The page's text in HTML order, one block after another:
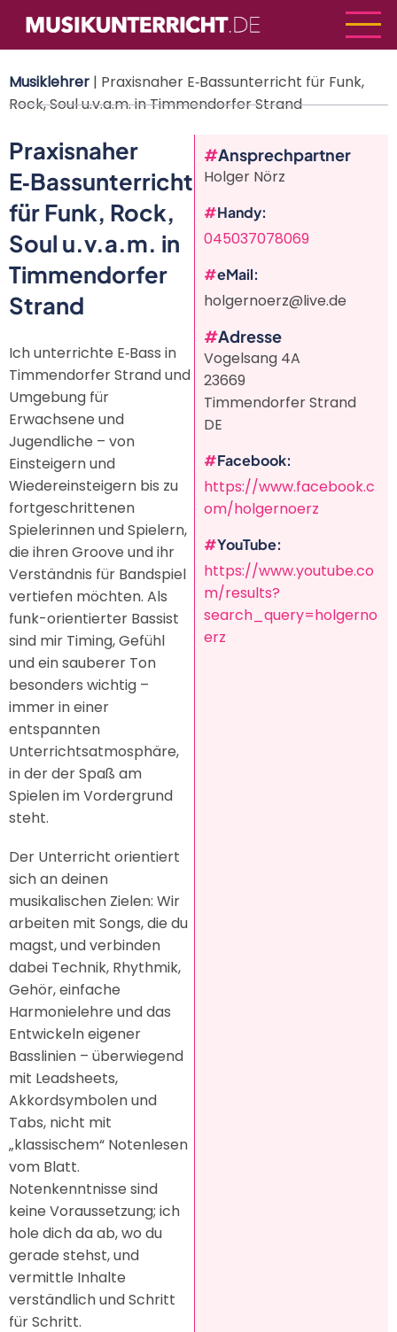
zum
Inhalt
Musiklehrer | Praxisnaher E‑Bassunterricht für Funk,
Rock, Soul u.v.a.m. in Timmendorfer Strand
Praxisnaher
E‑Bassunterricht
für Funk, Rock,
Soul u.v.a.m. in
Timmendorfer
Strand
Ich unterrichte E‑Bass in
Timmendorfer Strand und
Umgebung für
Erwachsene und
Jugendliche – von
Einsteigern und
Wiedereinsteigern bis zu
fortgeschrittenen
Spielerinnen und Spielern,
die ihren Groove und ihr
Verständnis für Bandspiel
vertiefen möchten. Als
funk-orientierter Bassist
sind mir Timing, Gefühl
und ein sauberer Ton
besonders wichtig –
immer in einer
entspannten
Unterrichtsatmosphäre,
in der der Spaß am
Spielen im Vordergrund
steht.
Der Unterricht orientiert
sich an deinen
musikalischen Zielen: Wir
arbeiten mit Songs, die du
magst, und verbinden
dabei Technik, Rhythmik,
Gehör, einfache
Harmonielehre und das
Entwickeln eigener
Basslinien – überwiegend
mit Leadsheets,
Akkordsymbolen und
Tabs, nicht mit
„klassischem“ Notenlesen
vom Blatt.
Notenkenntnisse sind
keine Voraussetzung; ich
hole dich da ab, wo du
gerade stehst, und
vermittle Inhalte
verständlich und Schritt
für Schritt.
Ansprechpartner
Holger Nörz
Handy
045037078069
eMail
holgernoerz@live.de
Adresse
Vogelsang 4A
23669
Timmendorfer Strand
DE
Facebook
https://www.facebook.c
om/holgernoerz
YouTube
https://www.youtube.co
m/results?
search_query=holgerno
erz